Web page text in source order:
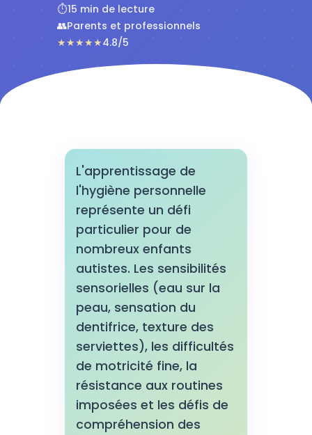
⏱️15 min de lecture
👥Parents et professionnels
★★★★★4.8/5
L'apprentissage de
l'hygiène personnelle
représente un défi
particulier pour de
nombreux enfants
autistes. Les sensibilités
sensorielles (eau sur la
peau, sensation du
dentifrice, texture des
serviettes), les difficultés
de motricité fine, la
résistance aux routines
imposées et les défis de
compréhension des